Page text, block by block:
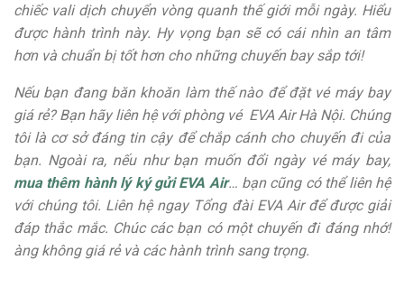
chiếc vali dịch chuyển vòng quanh thế giới mỗi ngày. Hiểu
được hành trình này. Hy vọng bạn sẽ có cái nhìn an tâm
hơn và chuẩn bị tốt hơn cho những chuyến bay sắp tới!
Nếu bạn đang băn khoăn làm thế nào để đặt vé máy bay
giá rẻ? Bạn hãy liên hệ với phòng vé EVA Air Hà Nội. Chúng
tôi là cơ sở đáng tin cậy để chắp cánh cho chuyến đi của
bạn. Ngoài ra, nếu như bạn muốn đổi ngày vé máy bay,
mua thêm hành lý ký gửi EVA Air… bạn cũng có thể liên hệ
với chúng tôi. Liên hệ ngay Tổng đài EVA Air để được giải
đáp thắc mắc. Chúc các bạn có một chuyến đi đáng nhớ!
àng không giá rẻ và các hành trình sang trọng.